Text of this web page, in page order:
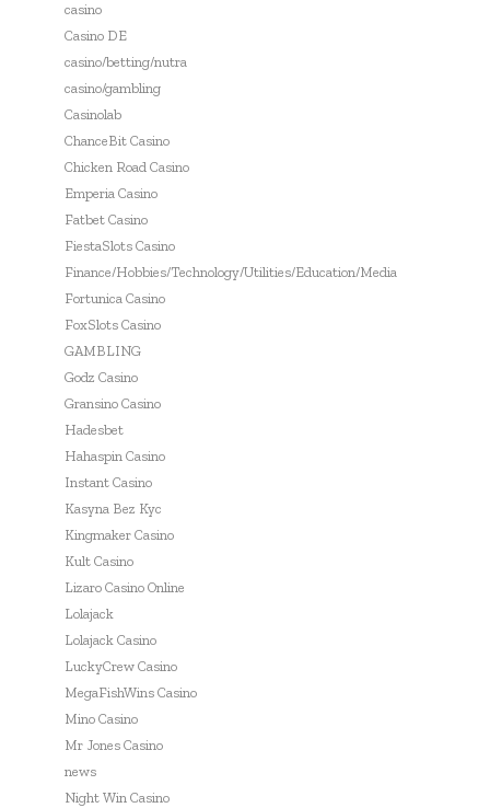
casino
Casino DE
casino/betting/nutra
casino/gambling
Casinolab
ChanceBit Casino
Chicken Road Casino
Emperia Casino
Fatbet Casino
FiestaSlots Casino
Finance/Hobbies/Technology/Utilities/Education/Media
Fortunica Casino
FoxSlots Casino
GAMBLING
Godz Casino
Gransino Casino
Hadesbet
Hahaspin Casino
Instant Casino
Kasyna Bez Kyc
Kingmaker Casino
Kult Casino
Lizaro Casino Online
Lolajack
Lolajack Casino
LuckyCrew Casino
MegaFishWins Casino
Mino Casino
Mr Jones Casino
news
Night Win Casino